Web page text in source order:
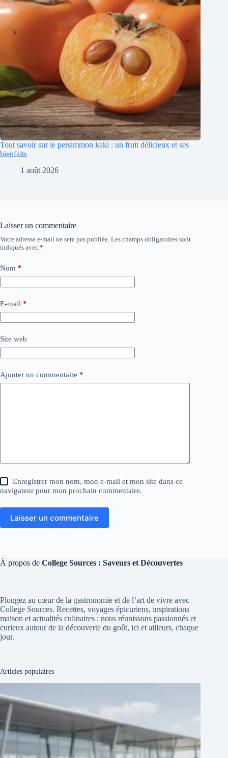
Tout savoir sur le persimmon kaki : un fruit délicieux et ses
bienfaits
1 août 2026
Laisser un commentaire
Votre adresse e-mail ne sera pas publiée. Les champs obligatoires sont
indiqués avec *
Nom *
E-mail *
Site web
Ajouter un commentaire *
Enregistrer mon nom, mon e-mail et mon site dans ce
navigateur pour mon prochain commentaire.
Laisser un commentaire
À propos de College Sources : Saveurs et Découvertes
Plongez au cœur de la gastronomie et de l’art de vivre avec
College Sources. Recettes, voyages épicuriens, inspirations
maison et actualités culinaires : nous réunissons passionnés et
curieux autour de la découverte du goût, ici et ailleurs, chaque
jour.
Articles populaires